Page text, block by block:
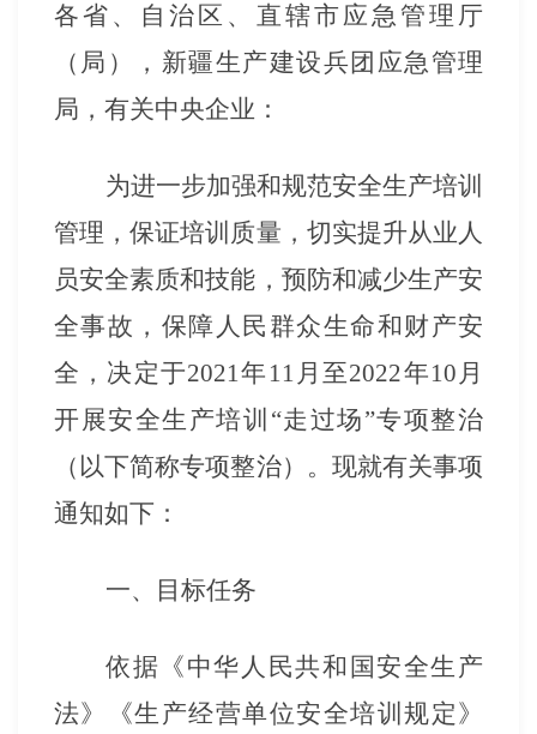
各省、自治区、直辖市应急管理厅
（局），新疆生产建设兵团应急管理
局，有关中央企业：
为进一步加强和规范安全生产培训
管理，保证培训质量，切实提升从业人
员安全素质和技能，预防和减少生产安
全事故，保障人民群众生命和财产安
全，决定于2021年11月至2022年10月
开展安全生产培训“走过场”专项整治
（以下简称专项整治）。现就有关事项
通知如下：
一、目标任务
依据《中华人民共和国安全生产
法》《生产经营单位安全培训规定》